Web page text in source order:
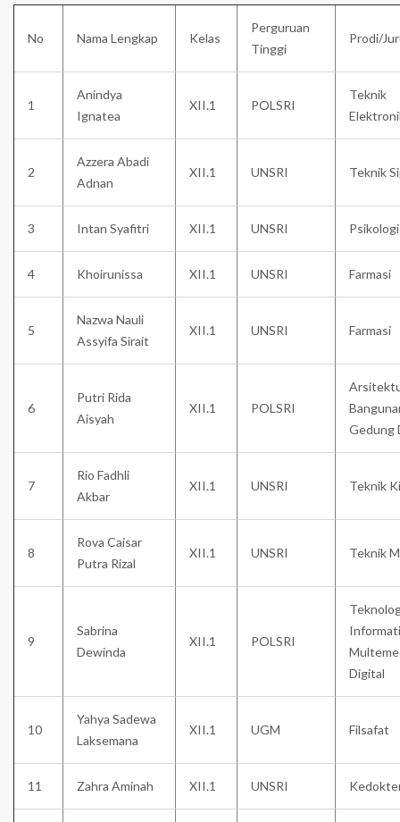
No Nama Lengkap Kelas
Perguruan
Tinggi
Prodi/
1
Anindya
Ignatea
XII.1 POLSRI
Teknik
2
Azzera Abadi
Adnan
XII.1 UNSRI Teknik
3 Intan Syafitri XII.1 UNSRI Psikologi
4 Khoirunissa XII.1 UNSRI Farmasi
5
Nazwa Nauli
Assyifa Sirait
XII.1 UNSRI Farmasi
6
Putri Rida
Aisyah
XII.1 POLSRI
Gedung
7
Rio Fadhli
Akbar
XII.1 UNSRI Teknik
8
Rova Caisar
Putra Rizal
XII.1 UNSRI Teknik
9
Sabrina
Dewinda
XII.1 POLSRI
Digital
10
Yahya Sadewa
Laksemana
XII.1 UGM Filsafat
11 Zahra Aminah XII.1 UNSRI